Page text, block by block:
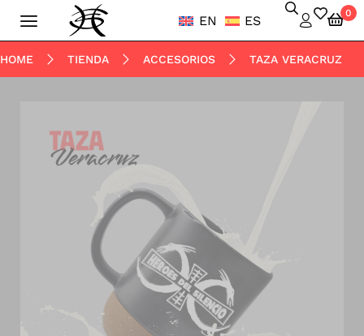
EN ES 0
HOME TIENDA ACCESORIOS TAZA VERACRUZ